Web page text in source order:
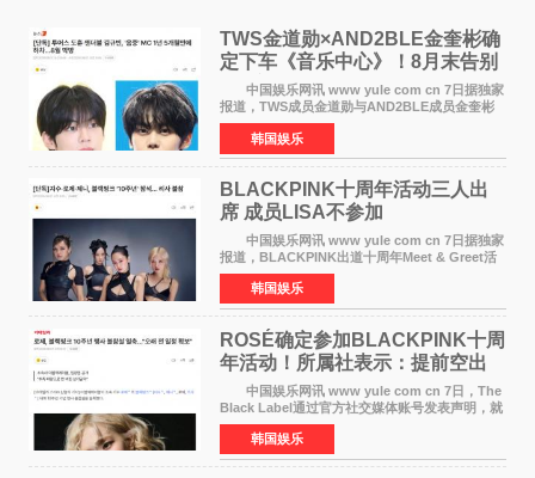
TWS金道勋×AND2BLE金奎彬确
定下车《音乐中心》！8月末告别
MC席位
中国娱乐网讯 www yule com cn 7日据独家
报道，TWS成员金道勋与AND2BLE成员金奎彬
将于8月离开《音乐中心》MC的位置。 金道
勋与金奎彬于去年3月与H2H A-NA一起被选为
《音乐中心》MC，约1
韩国娱乐
BLACKPINK十周年活动三人出
席 成员LISA不参加
中国娱乐网讯 www yule com cn 7日据独家
报道，BLACKPINK出道十周年Meet & Greet活
动将由智秀、ROS&Eacute;、JENNIE出席，
LISA将缺席。 此前BLACKPINK所属社YG并
未为组合出道十周年做
韩国娱乐
ROSÉ确定参加BLACKPINK十周
年活动！所属社表示：提前空出
了时间
中国娱乐网讯 www yule com cn 7日，The
Black Label通过官方社交媒体账号发表声明，就
近期网络上关于ROS&Eacute;个人行程及是否参
加BLACKPINK出道纪念活动的种种猜测作出正
式回应。 Th
韩国娱乐